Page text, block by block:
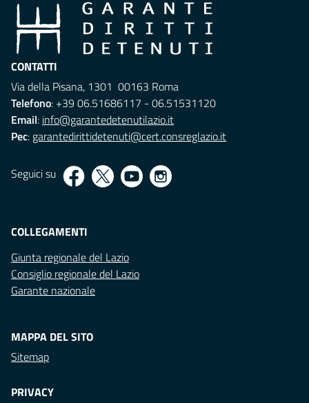
CONTATTI
Via della Pisana, 1301 00163 Roma
Telefono: +39 06.51686117 - 06.51531120
Email: info@garantedetenutilazio.it
Pec: garantedirittidetenuti@cert.consreglazio.it
Seguici su
COLLEGAMENTI
Giunta regionale del Lazio
Consiglio regionale del Lazio
Garante nazionale
MAPPA DEL SITO
Sitemap
PRIVACY